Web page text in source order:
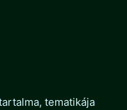
tematikája